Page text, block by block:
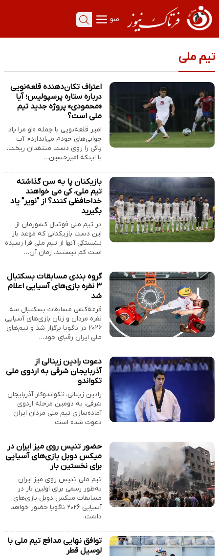
منو
تیم ملی
اعتراف تکان‌دهنده قلعه‌نویی
درباره ستاره پرسپولیس؛ آیا
«محمودی» پروژه جدید تیم
ملی است؟
امیر قلعه‌نویی با جمله «او مرا یاد
جوانی‌های خودم می‌اندازد»، آب
پاکی را روی دست منتقدان ریخت.
با اینکه امیرحسین…
بازیکنان پا به سن گذاشته
تیم ملی، کی می خواهند
خداحافظی کنند؟ از "نویر" یاد
بگیرید
در تیم ملی فوتبال کشورمان از
این دست بازیکنانی که موعد باز
نشستگی آنها از تیم ملی فرا رسیده
است کم نیستند. زمان آن…
گروه بندی مسابقات بسکتبال
۳ نفره بازی‌های آسیایی اعلام
شد
قرعه‌کشی مسابقات بسکتبال سه
نفره مردان و زنان بازی‌های آسیایی
۲۰۲۶ در ناگویا برگزار شد و تیم‌های
ملی ایران رقبای خود…
دعوت رادین زینالی از
آذربایجان شرقی به اردوی ملی
تکواندو
رادین زینالی، تکواندوکار آذربایجان
شرقی، به دومین مرحله اردوی
آماده‌سازی تیم ملی مردان ایران
دعوت شده است.
حضور تنیس روی میز ایران در
میکس دوبل بازی‌های آسیایی
برای نخستین بار
تیم ملی تنیس روی میز ایران
به‌طور رسمی برای اولین بار در
مسابقات میکس دوبل بازی‌های
آسیایی ۲۰۲۶ ناگویا حضور خواهد
داشت.
توافق نهایی مدافع تیم ملی با
لوسیل قطر